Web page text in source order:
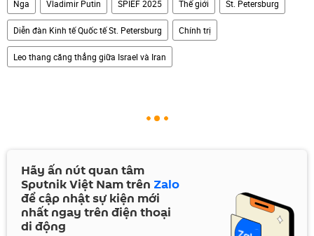
Nga Vladimir Putin SPIEF 2025 Thế giới St. Petersburg
Diễn đàn Kinh tế Quốc tế St. Petersburg Chính trị
Leo thang căng thẳng giữa Israel và Iran
Hãy ấn nút quan tâm
Sputnik Việt Nam trên Zalo
để cập nhật sự kiện mới
nhất ngay trên điện thoại
di động